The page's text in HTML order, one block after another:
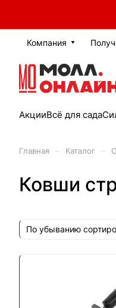
Компания
АкцииВсё для сада
Главная Каталог
Ковши
По убыванию